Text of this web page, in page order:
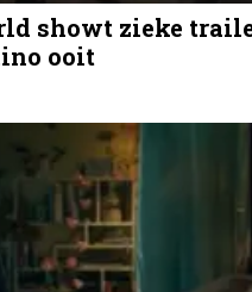
showt zieke
ooit